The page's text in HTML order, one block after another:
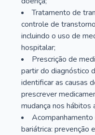
Tratamento de
controle de
incluindo o uso de
hospitalar;
Prescrição de
partir do diagnóstico
identificar as causas
prescrever
mudança nos hábitos
bariátrica: prevenção